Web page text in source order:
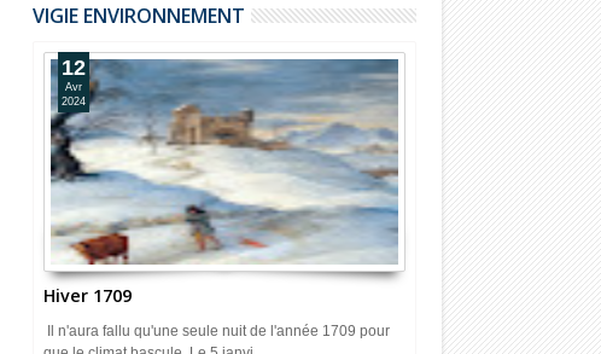
VIGIE ENVIRONNEMENT
Hiver 1709
12
Avr
2024
Il n'aura fallu qu'une seule nuit de l'année 1709 pour